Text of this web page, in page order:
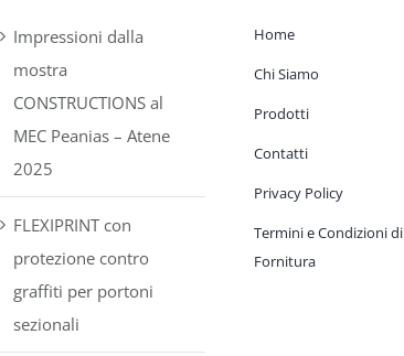
Impressioni dalla
mostra
CONSTRUCTIONS al
MEC Peanias – Atene
2025
FLEXIPRINT con
protezione contro
graffiti per portoni
sezionali
Home
Chi Siamo
Prodotti
Contatti
Privacy Policy
Termini e Condizioni di
Fornitura